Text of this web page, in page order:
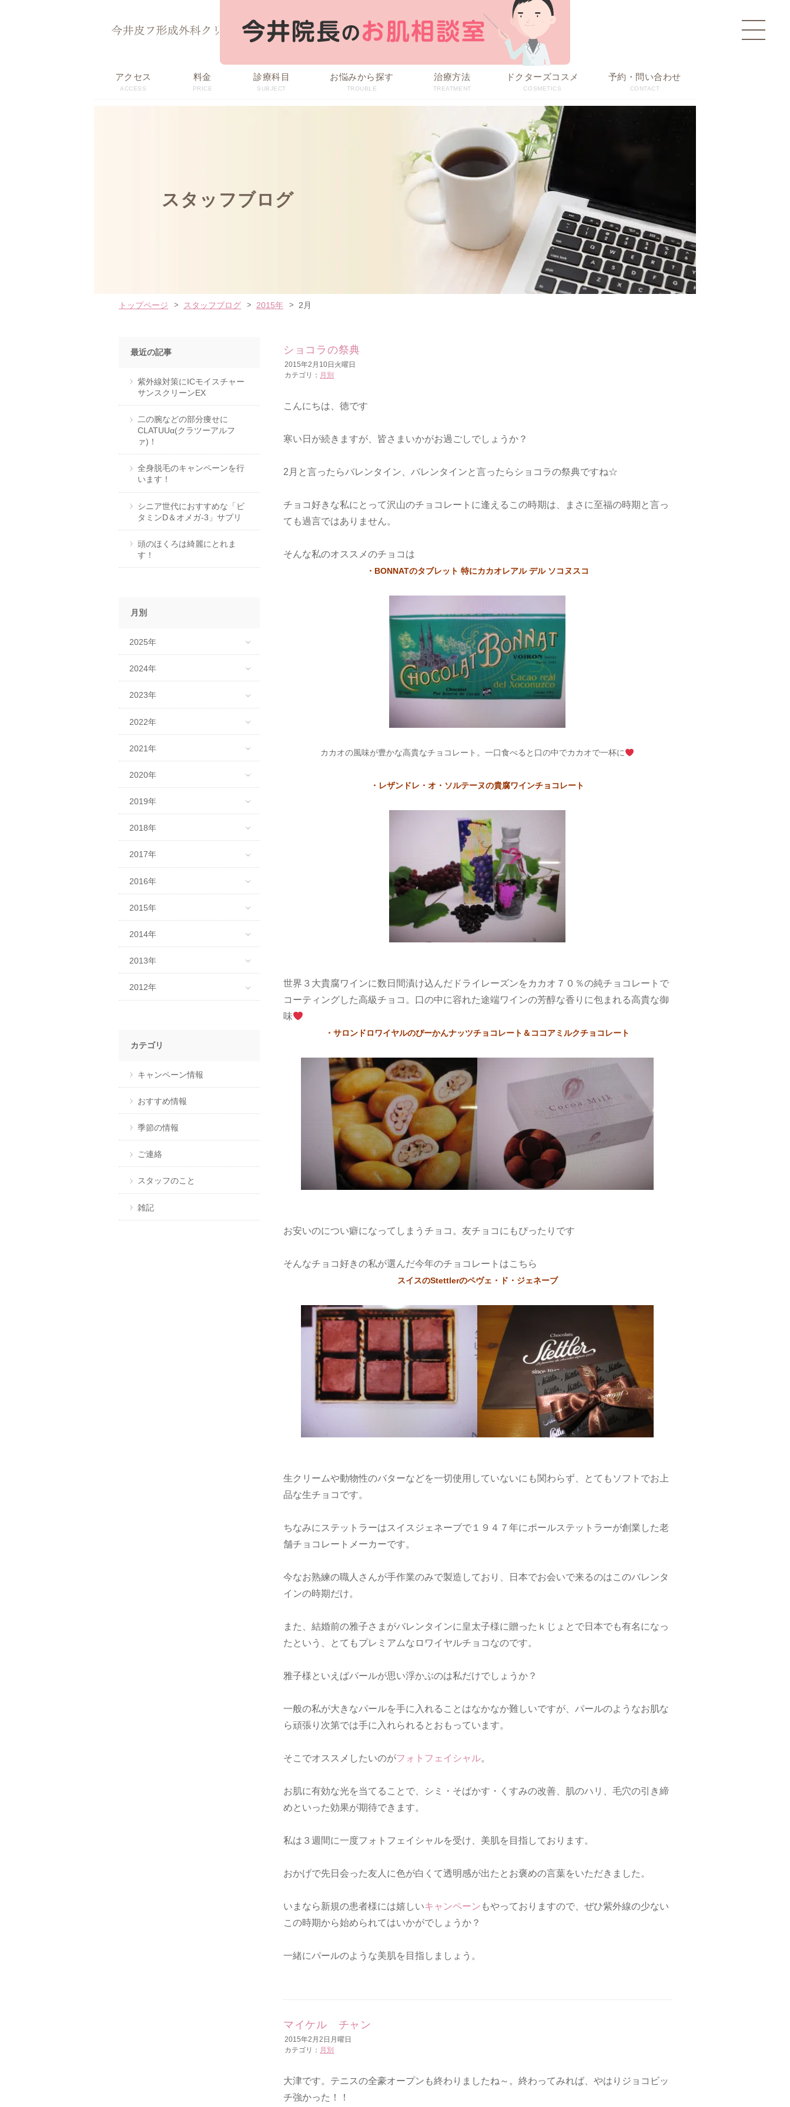
アクセス
ACCESS
料金
PRICE
診療科目
SUBJECT
お悩みから探す
TROUBLE
治療方法
TREATMENT
ドクターズコスメ
COSMETICS
予約・問い合わせ
CONTACT
toggle
スタッフブログ
トップページ スタッフブログ 2015年 2月
ショコラの祭典
2015年2月10日火曜日
カテゴリ： 月別
こんにちは、徳です
寒い日が続きますが、皆さまいかがお過ごしでしょうか？
2月と言ったらバレンタイン、バレンタインと言ったらショコラの祭典ですね☆
チョコ好きな私にとって沢山のチョコレートに逢えるこの時期は、まさに至福の時期と言っ
ても過言ではありません。
そんな私のオススメのチョコは
・BONNATのタブレット 特にカカオレアル デル ソコヌスコ
カカオの風味が豊かな高貴なチョコレート。一口食べると口の中でカカオで一杯に
・レザンドレ・オ・ソルテーヌの貴腐ワインチョコレート
世界３大貴腐ワインに数日間漬け込んだドライレーズンをカカオ７０％の純チョコレートで
コーティングした高級チョコ。口の中に容れた途端ワインの芳醇な香りに包まれる高貴な御
味
・サロンドロワイヤルのぴーかんナッツチョコレート＆ココアミルクチョコレート
お安いのについ癖になってしまうチョコ。友チョコにもぴったりです
そんなチョコ好きの私が選んだ今年のチョコレートはこちら
スイスのStettlerのペヴェ・ド・ジェネーブ
生クリームや動物性のバターなどを一切使用していないにも関わらず、とてもソフトでお上
品な生チョコです。
ちなみにステットラーはスイスジェネーブで１９４７年にポールステットラーが創業した老
舗チョコレートメーカーです。
今なお熟練の職人さんが手作業のみで製造しており、日本でお会いで来るのはこのバレンタ
インの時期だけ。
また、結婚前の雅子さまがバレンタインに皇太子様に贈ったｋじょとで日本でも有名になっ
たという、とてもプレミアムなロワイヤルチョコなのです。
雅子様といえばパールが思い浮かぶのは私だけでしょうか？
一般の私が大きなパールを手に入れることはなかなか難しいですが、パールのようなお肌な
ら頑張り次第では手に入れられるとおもっています。
そこでオススメしたいのがフォトフェイシャル。
お肌に有効な光を当てることで、シミ・そばかす・くすみの改善、肌のハリ、毛穴の引き締
めといった効果が期待できます。
私は３週間に一度フォトフェイシャルを受け、美肌を目指しております。
おかげで先日会った友人に色が白くて透明感が出たとお褒めの言葉をいただきました。
いまなら新規の患者様には嬉しいキャンペーン もやっておりますので、ぜひ紫外線の少ない
この時期から始められてはいかがでしょうか？
一緒にパールのような美肌を目指しましょう。
マイケル チャン
2015年2月2日月曜日
カテゴリ： 月別
大津です。テニスの全豪オープンも終わりましたね～。終わってみれば、やはりジョコビッ
チ強かった！！
最近の記事
紫外線対策にICモイスチャー
サンスクリーンEX
二の腕などの部分痩せに
CLATUUα(クラツーアルフ
ァ)！
全身脱毛のキャンペーンを行
います！
シニア世代におすすめな「ビ
タミンD＆オメガ-3」サプリ
頭のほくろは綺麗にとれま
す！
月別
2025年
2024年
2023年
2022年
2021年
2020年
2019年
2018年
2017年
2016年
2015年
2014年
2013年
2012年
カテゴリ
キャンペーン情報
おすすめ情報
季節の情報
ご連絡
スタッフのこと
雑記